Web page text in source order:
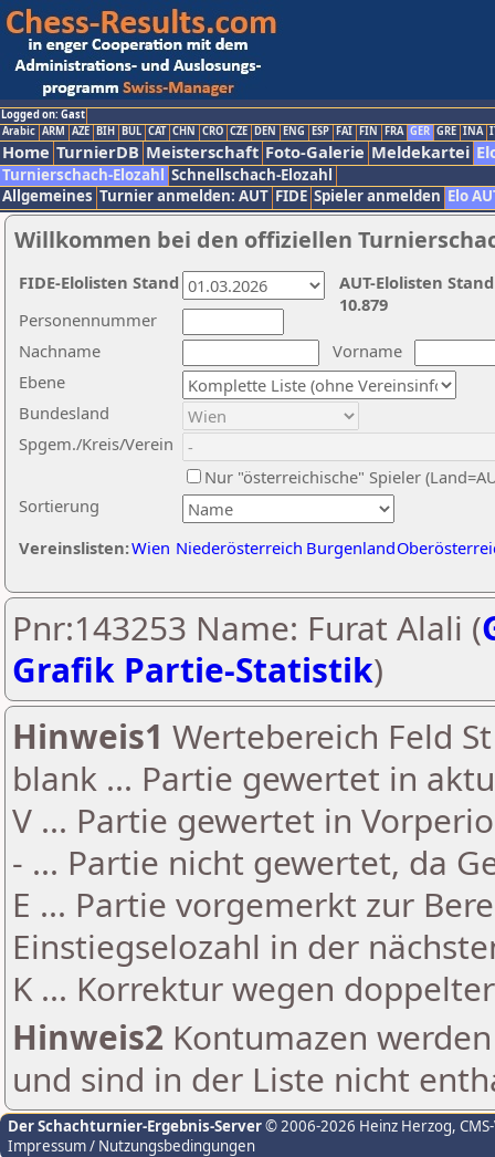
Logged on: Gast
Arabic ARM AZE BIH BUL CAT CHN CRO CZE DEN ENG ESP FAI FIN FRA GER GRE INA
Home TurnierDB Meisterschaft Foto-Galerie Meldekartei
Turnierschach-Elozahl Schnellschach-Elozahl
Allgemeines Turnier anmelden: AUT FIDE Spieler anmelden Elo
Willkommen bei den offiziellen
Nachname
Vorname
Ebene
Sortierung
Personennummer
Bundesland
Spgem./Kreis/Verein
Nur "österreichische" Spieler
Vereinslisten:Wien Niederösterreich Burgenland
AUT-Elolisten
10.879
FIDE-Elolisten Stand
Pnr:143253 Name: Furat Alali (
Grafik Partie-Statistik)
Hinweis1 Wertebereich Feld
blank ... Partie gewertet in
V ... Partie gewertet in
- ... Partie nicht gewertet, da
E ... Partie vorgemerkt zur
Einstiegselozahl in der
K ... Korrektur wegen
Hinweis2 Kontumazen
und sind in der Liste nicht
Der Schachturnier-Ergebnis-Server© 2006-2026 Heinz Herzog,
Impressum / Nutzungsbedingungen